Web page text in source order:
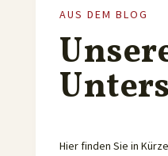
AUS DEM BLOG
Hier finden Sie in